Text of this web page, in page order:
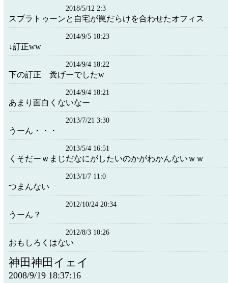
2018/5/12 2:3
スプラトゥーンと自宅が罠だらけを合わせたオフィス
2014/9/5 18:23
↓訂正ww
2014/9/4 18:22
下の訂正 糞げーでしたw
2014/9/4 18:21
あまり面白くないなー
2013/7/21 3:30
うーん・・・
2013/5/4 16:51
くそだーｗまじだなにがしたいのかがわかんないｗｗ
2013/1/7 11:0
つまんない
2012/10/24 20:34
うーん？
2012/8/3 10:26
おもしろくはない
神田神田イェイ
2008/9/19 18:37:16